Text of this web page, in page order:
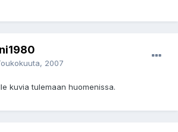
2007
kuvia tulemaan huomenissa.